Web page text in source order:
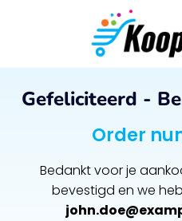
Gefeliciteerd -
Order
Bedankt voor je
bevestigd en we